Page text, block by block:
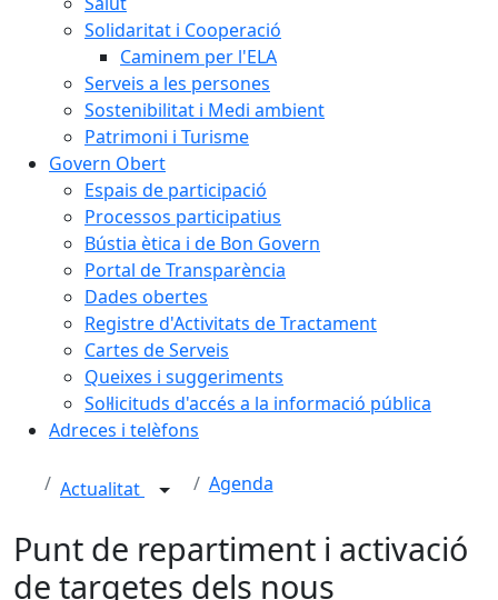
Solidaritat i Cooperació
Caminem per l'ELA
Serveis a les persones
Sostenibilitat i Medi ambient
Patrimoni i Turisme
Govern Obert
Espais de participació
Processos participatius
Bústia ètica i de Bon Govern
Portal de Transparència
Dades obertes
Registre d'Activitats de Tractament
Cartes de Serveis
Queixes i suggeriments
Sol·licituds d'accés a la informació pública
Adreces i telèfons
Actualitat Agenda
Punt de repartiment i activació
de targetes dels nous